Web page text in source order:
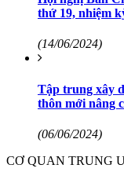
thứ 19, nhiệm
(14/06/2024)
Tập trung xây
thôn mới nâng
(06/06/2024)
CƠ QUAN TRUNG